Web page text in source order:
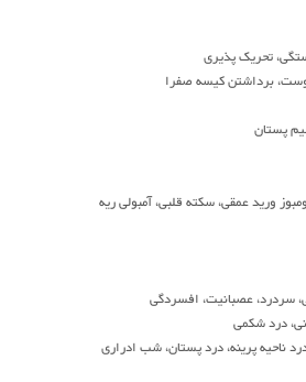
تحریک پذیری
برداشتن کیسه صفرا
پستان
ورید عمقی، سکته قلبی، آمبولی ریه
سردرد، عصبانیت، افسردگی
درد شکمی
ناحیه پرینه، درد پستان، شب ادراری